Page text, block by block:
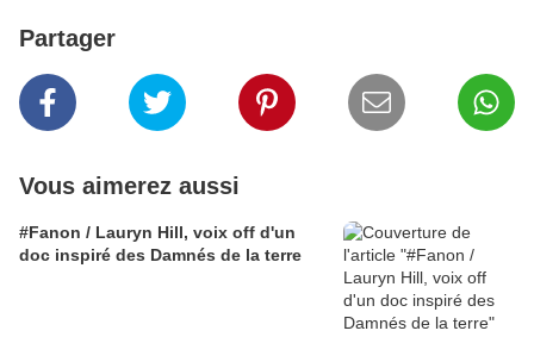
Partager
Vous aimerez aussi
#Fanon / Lauryn Hill, voix off d'un
doc inspiré des Damnés de la terre